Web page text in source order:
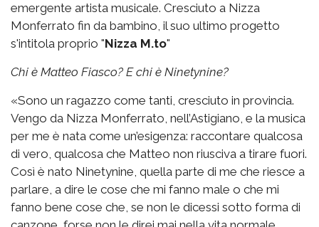
emergente artista musicale. Cresciuto a Nizza
Monferrato fin da bambino, il suo ultimo progetto
s'intitola proprio "Nizza M.to"
Chi è Matteo Fiasco? E chi è Ninetynine?
«Sono un ragazzo come tanti, cresciuto in provincia.
Vengo da Nizza Monferrato, nell’Astigiano, e la musica
per me è nata come un’esigenza: raccontare qualcosa
di vero, qualcosa che Matteo non riusciva a tirare fuori.
Così è nato Ninetynine, quella parte di me che riesce a
parlare, a dire le cose che mi fanno male o che mi
fanno bene cose che, se non le dicessi sotto forma di